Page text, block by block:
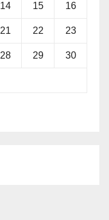
14 15 16
21 22 23
28 29 30